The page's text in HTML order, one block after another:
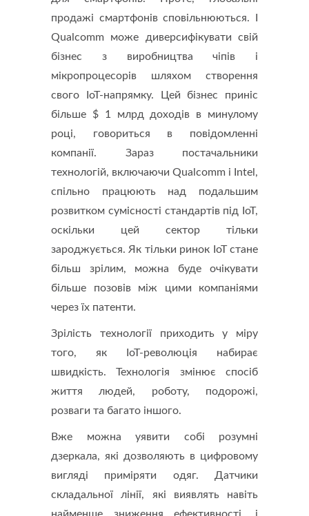
продажі смартфонів сповільнюються. І
Qualcomm може диверсифікувати свій
бізнес з виробництва чіпів і
мікропроцесорів шляхом створення
свого IoT-напрямку. Цей бізнес приніс
більше $ 1 млрд доходів в минулому
році, говориться в повідомленні
компанії. Зараз постачальники
технологій, включаючи Qualcomm і Intel,
спільно працюють над подальшим
розвитком сумісності стандартів під IoT,
оскільки цей сектор тільки
зароджується. Як тільки ринок IoT стане
більш зрілим, можна буде очікувати
більше позовів між цими компаніями
через їх патенти.
Зрілість технології приходить у міру
того, як IoT-революція набирає
швидкість. Технологія змінює спосіб
життя людей, роботу, подорожі,
розваги та багато іншого.
Вже можна уявити собі розумні
дзеркала, які дозволяють в цифровому
вигляді приміряти одяг. Датчики
складальної лінії, які виявлять навіть